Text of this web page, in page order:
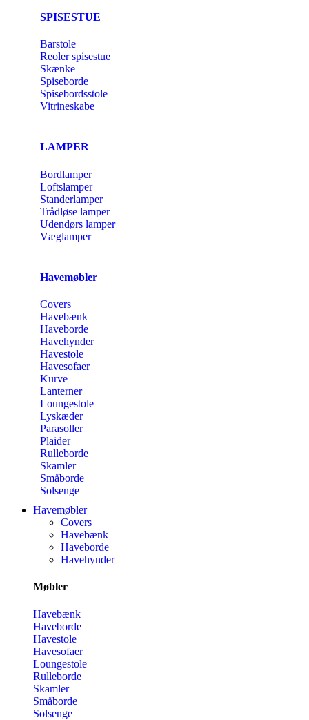
SPISESTUE
Barstole
Reoler spisestue
Skænke
Spiseborde
Spisebordsstole
Vitrineskabe
LAMPER
Bordlamper
Loftslamper
Standerlamper
Trådløse lamper
Udendørs lamper
Væglamper
Havemøbler
Covers
Havebænk
Haveborde
Havehynder
Havestole
Havesofaer
Kurve
Lanterner
Loungestole
Lyskæder
Parasoller
Plaider
Rulleborde
Skamler
Småborde
Solsenge
Havemøbler
Covers
Havebænk
Haveborde
Havehynder
Møbler
Havebænk
Haveborde
Havestole
Havesofaer
Loungestole
Rulleborde
Skamler
Småborde
Solsenge